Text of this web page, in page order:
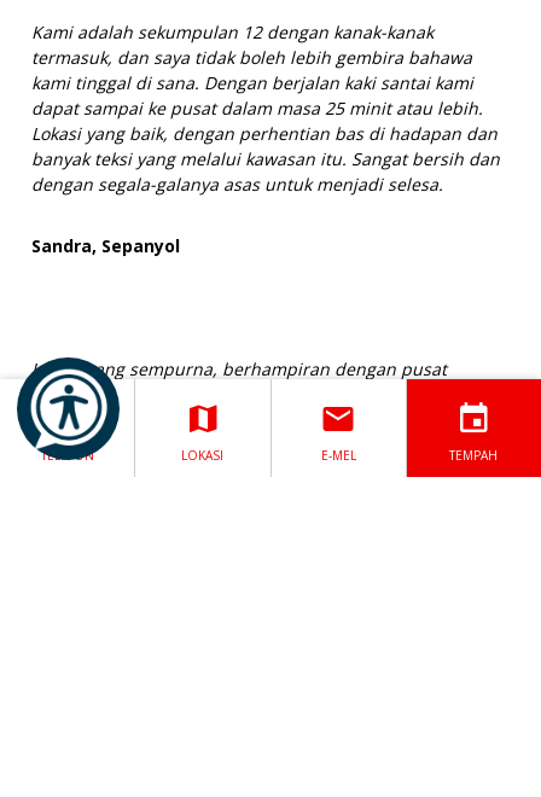
Kami adalah sekumpulan 12 dengan kanak-kanak
termasuk, dan saya tidak boleh lebih gembira bahawa
kami tinggal di sana. Dengan berjalan kaki santai kami
dapat sampai ke pusat dalam masa 25 minit atau lebih.
Lokasi yang baik, dengan perhentian bas di hadapan dan
banyak teksi yang melalui kawasan itu. Sangat bersih dan
dengan segala-galanya asas untuk menjadi selesa.
Sandra, Sepanyol
Lokasi yang sempurna, berhampiran dengan pusat
bandar dengan tempat sarapan tempatan, tidak lesen dan
kedai berhampiran. Semua kakitangan adalah ramah dan
akomodatif. Daftar masuk dan keluar mudah. Bilik-bilik
TELEFON LOKASI E-MEL TEMPAH